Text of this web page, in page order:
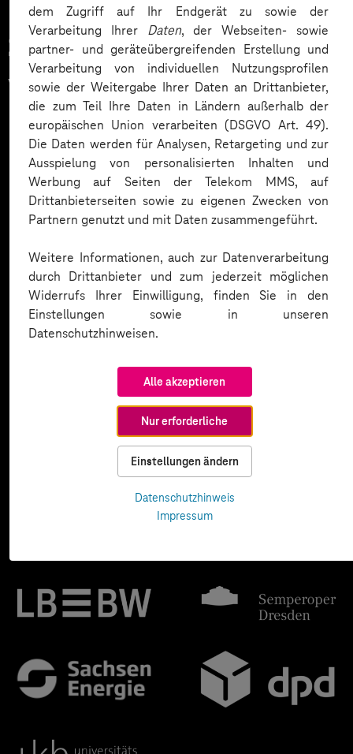
dem Zugriff auf Ihr Endgerät zu sowie der
Verarbeitung Ihrer Daten, der Webseiten- sowie
partner- und geräteübergreifenden Erstellung und
Verarbeitung von individuellen Nutzungsprofilen
sowie der Weitergabe Ihrer Daten an Drittanbieter,
die zum Teil Ihre Daten in Ländern außerhalb der
europäischen Union verarbeiten (DSGVO Art. 49).
Die Daten werden für Analysen, Retargeting und zur
Ausspielung von personalisierten Inhalten und
Werbung auf Seiten der Telekom MMS, auf
Drittanbieterseiten sowie zu eigenen Zwecken von
Partnern genutzt und mit Daten zusammengeführt.
Weitere Informationen, auch zur Datenverarbeitung
durch Drittanbieter und zum jederzeit möglichen
Widerrufs Ihrer Einwilligung, finden Sie in den
Einstellungen sowie in unseren
Datenschutzhinweisen.
Alle akzeptieren
Nur erforderliche
Einstellungen ändern
Datenschutzhinweis
Impressum
Zahlreiche Unternehmen
vertrauen auf unsere
Expertise. Hier eine Auswahl: